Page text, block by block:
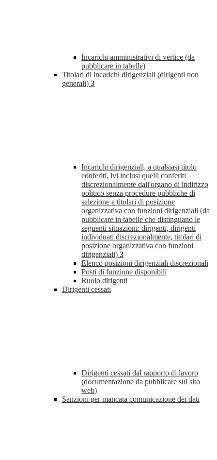
Incarichi amministrativi di vertice (da
pubblicare in tabelle)
Titolari di incarichi dirigenziali (dirigenti non
generali) 3
Incarichi dirigenziali, a qualsiasi titolo
conferiti, ivi inclusi quelli conferiti
discrezionalmente dall'organo di indirizzo
politico senza procedure pubbliche di
selezione e titolari di posizione
organizzativa con funzioni dirigenziali (da
pubblicare in tabelle che distinguano le
seguenti situazioni: dirigenti, dirigenti
individuati discrezionalmente, titolari di
posizione organizzativa con funzioni
dirigenziali) 3
Elenco posizioni dirigenziali discrezionali
Posti di funzione disponibili
Ruolo dirigenti
Dirigenti cessati
Dirigenti cessati dal rapporto di lavoro
(documentazione da pubblicare sul sito
web)
Sanzioni per mancata comunicazione dei dati